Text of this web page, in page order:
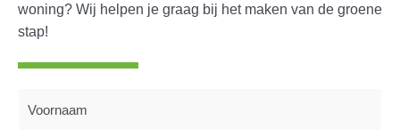
woning? Wij helpen je graag bij het maken van de groene
stap!